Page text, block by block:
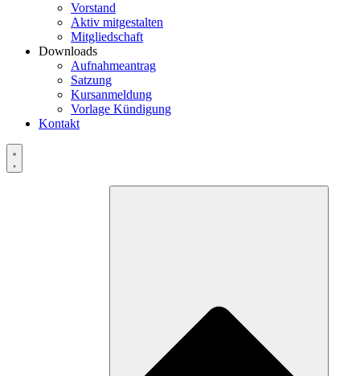
Vorstand
Aktiv mitgestalten
Mitgliedschaft
Downloads
Aufnahmeantrag
Satzung
Kursanmeldung
Vorlage Kündigung
Kontakt